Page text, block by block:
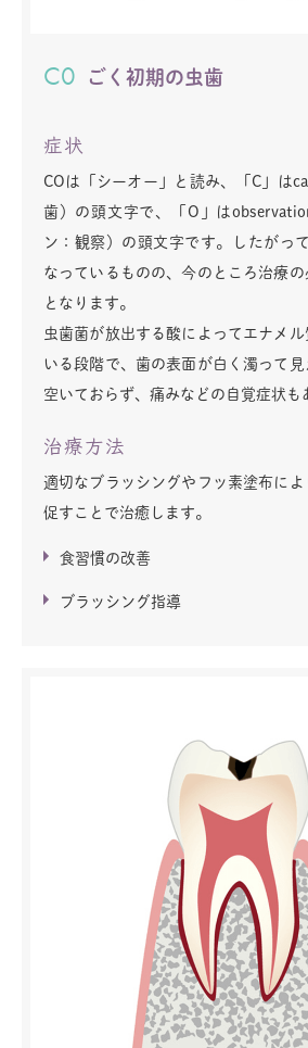
C0 ごく初期の虫歯
症状
COは「シーオー」と読み、「C」は
歯）の頭文字で、「O」は
ン：観察）の頭文字です。したがっ
なっているものの、今のところ治療
となります。
虫歯菌が放出する酸によってエナメ
いる段階で、歯の表面が白く濁って
空いておらず、痛みなどの自覚症状も
治療方法
適切なブラッシングやフッ素塗布に
促すことで治癒します。
食習慣の改善
ブラッシング指導